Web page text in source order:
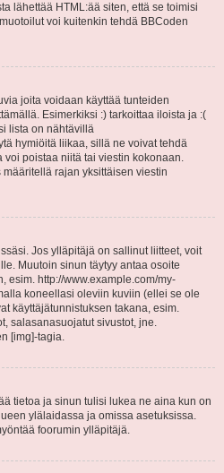
lähettää HTML:ää siten, että se toimisi
voi kuitenkin tehdä BBCoden
joita voidaan käyttää tunteiden
Esimerkiksi :) tarkoittaa iloista ja :(
lista on nähtävillä
hymiöitä liikaa, sillä ne voivat tehdä
poistaa niitä tai viestin kokonaan.
rajan yksittäisen viestin
Jos ylläpitäjä on sallinut liitteet, voit
Muutoin sinun täytyy antaa osoite
esim. http://www.example.com/my-
koneellasi oleviin kuviin (ellei se ole
käyttäjätunnistuksen takana, esim.
salasanasuojatut sivustot, jne.
[img]-tagia.
tietoa ja sinun tulisi lukea ne aina kun on
ylälaidassa ja omissa asetuksissa.
foorumin ylläpitäjä.